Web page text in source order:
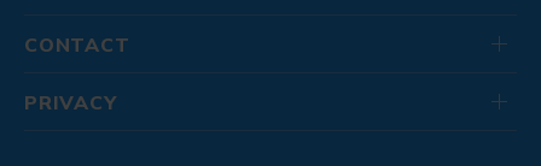
CONTACT
PRIVACY